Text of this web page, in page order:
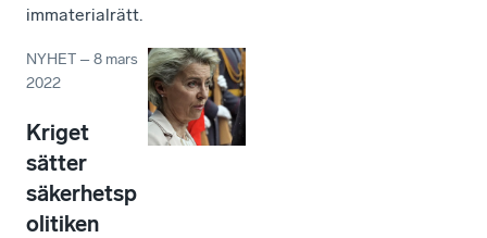
immaterialrätt.
NYHET –8 mars
2022
Kriget
sätter
säkerhetsp
olitiken